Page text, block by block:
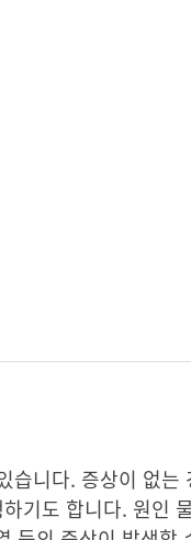
니다. 증상이 없
기도 합니다. 원인